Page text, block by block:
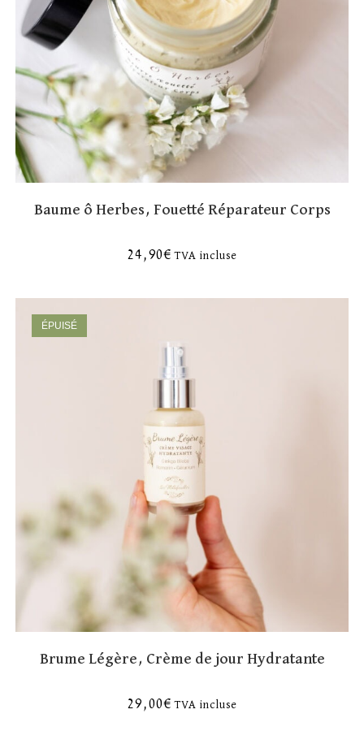
Baume ô Herbes, Fouetté Réparateur Corps
24,90€ TVA incluse
ÉPUISÉ
Brume Légère, Crème de jour Hydratante
29,00€ TVA incluse